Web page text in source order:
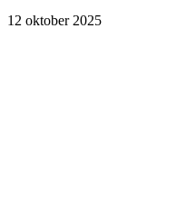
12 oktober 2025